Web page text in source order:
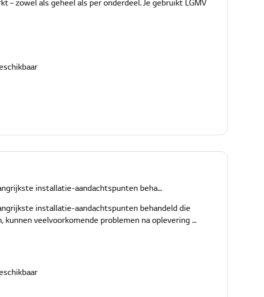
zowel als geheel als per onderdeel. Je gebruikt LGMV
installatie-aandachtspunten beha...
installatie-aandachtspunten behandeld die
veelvoorkomende problemen na oplevering ...